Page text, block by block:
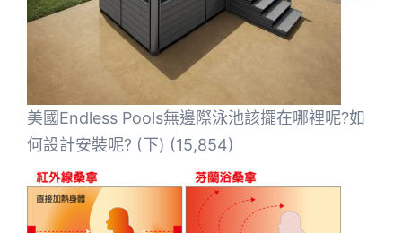
美國Endless Pools無邊際泳池該擺在哪裡呢?如
何設計安裝呢? (下) (15,854)